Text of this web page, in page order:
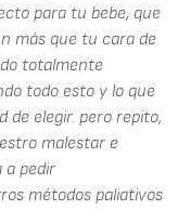
para tu bebe, que
más que tu cara de
totalmente
todo esto y lo que
de elegir. pero repito,
malestar e
a pedir
métodos paliativos